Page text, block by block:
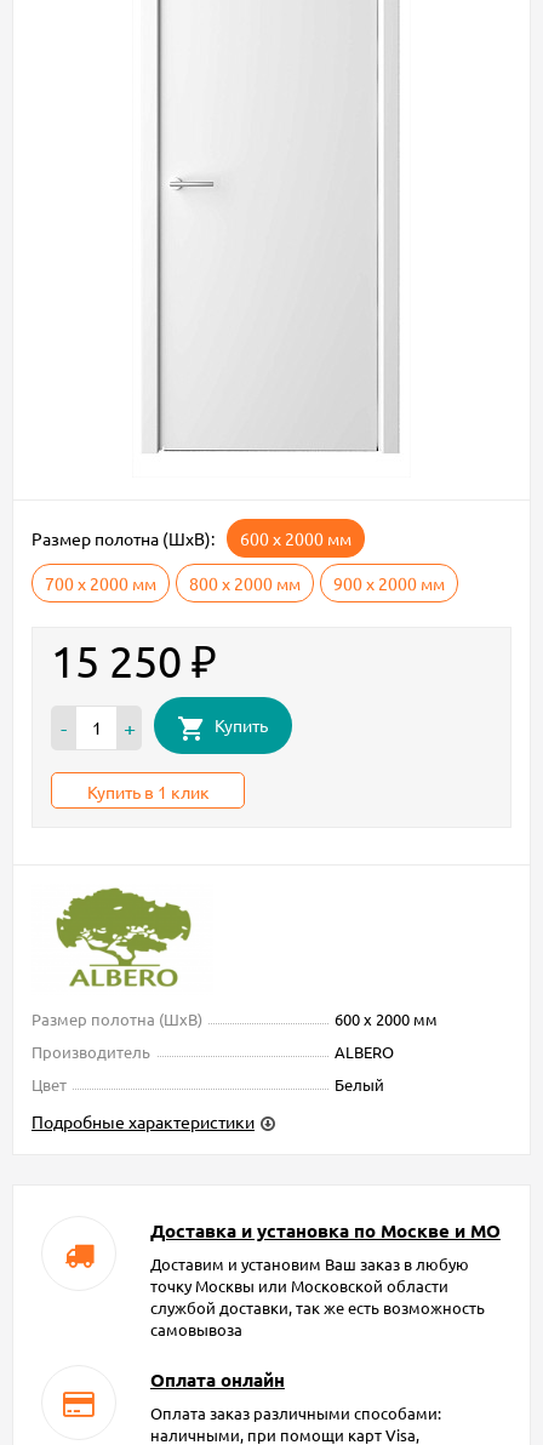
Размер полотна (ШxВ): 600 х 2000 мм
700 х 2000 мм 800 х 2000 мм 900 х 2000 мм
15 250 ₽
- + Купить
Купить в 1 клик
Размер полотна (ШxВ)
600 х 2000 мм
Производитель
ALBERO
Цвет
Белый
Подробные характеристики
Доставка и установка по Москве и МО
Доставим и установим Ваш заказ в любую
точку Москвы или Московской области
службой доставки, так же есть возможность
самовывоза
Оплата онлайн
Оплата заказ различными способами:
наличными, при помощи карт Visa,